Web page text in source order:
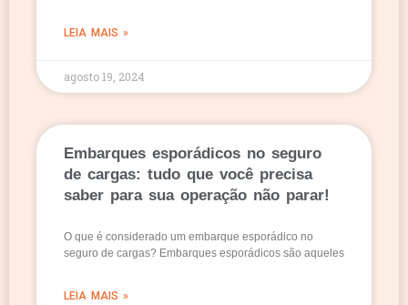
LEIA MAIS »
agosto 19, 2024
Embarques esporádicos no seguro
de cargas: tudo que você precisa
saber para sua operação não parar!
O que é considerado um embarque esporádico no
seguro de cargas? Embarques esporádicos são aqueles
LEIA MAIS »